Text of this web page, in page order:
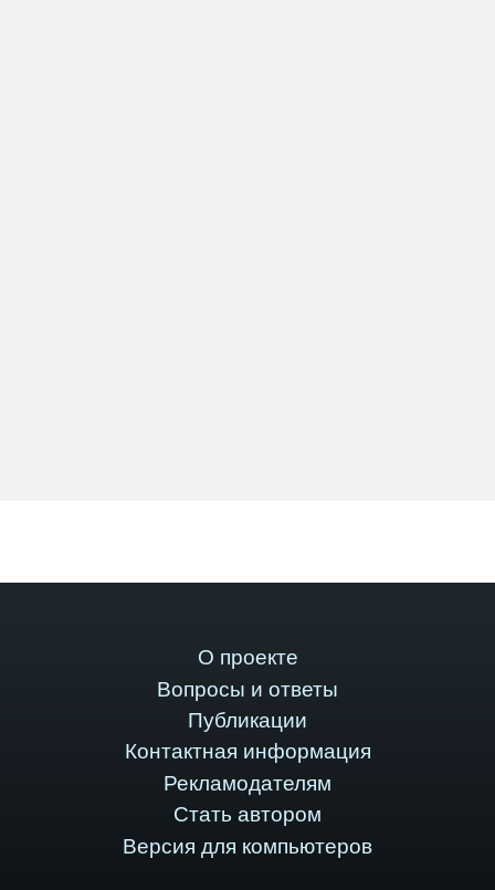
О проекте
Вопросы и ответы
Публикации
Контактная информация
Рекламодателям
Стать автором
Версия для компьютеров